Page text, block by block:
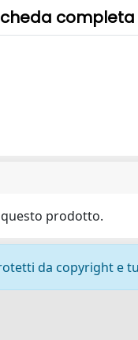
completa
prodotto.
da copyright e